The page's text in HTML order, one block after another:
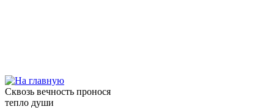
Сквозь вечность пронося
тепло души